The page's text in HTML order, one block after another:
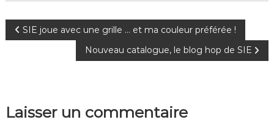
N
i
SIE joue avec une grille … et ma couleur préférée !
Nouveau catalogue, le blog hop de SIE
Laisser un commentaire